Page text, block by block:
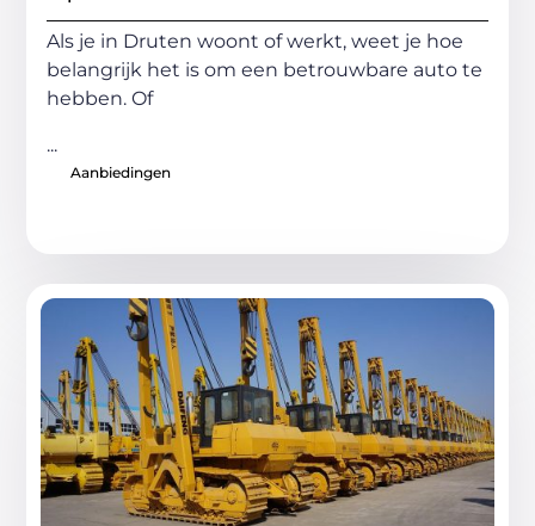
Als je in Druten woont of werkt, weet je hoe
belangrijk het is om een betrouwbare auto te
hebben. Of
...
Aanbiedingen